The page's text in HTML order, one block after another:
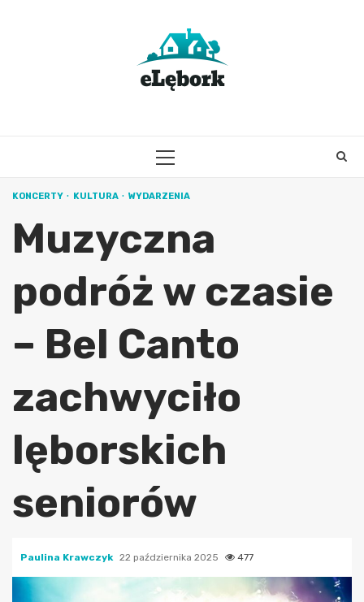
PRIMARY
KONCERTY KULTURA WYDARZENIA
Muzyczna
podróż w czasie
– Bel Canto
zachwyciło
lęborskich
seniorów
Paulina Krawczyk 22 października 2025 477